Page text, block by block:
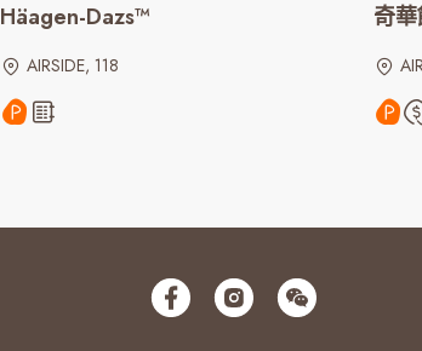
Häagen-Dazs™
AIRSIDE, 118
奇